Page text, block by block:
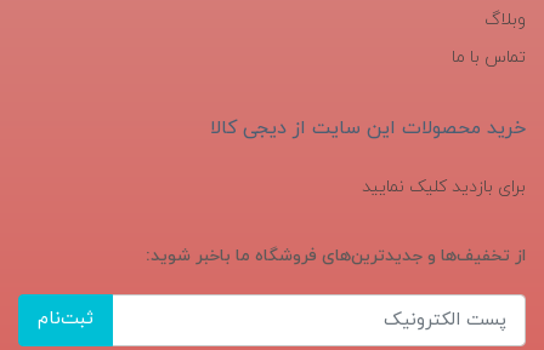
وبلاگ
تماس با ما
خرید محصولات این سایت از دیجی کالا
برای بازدید کلیک نمایید
از تخفیف‌ها و جدیدترین‌های فروشگاه ما باخبر شوید:
ثبت‌نام